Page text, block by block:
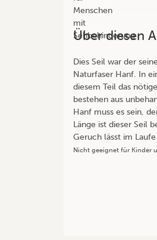
Über diesen
Dies Seil war der
Naturfaser Hanf. In
diesem Teil das
bestehen aus
Hanf muss es sein,
Länge ist dieser Seil
Geruch lässt im
Nicht geeignet für Kinder